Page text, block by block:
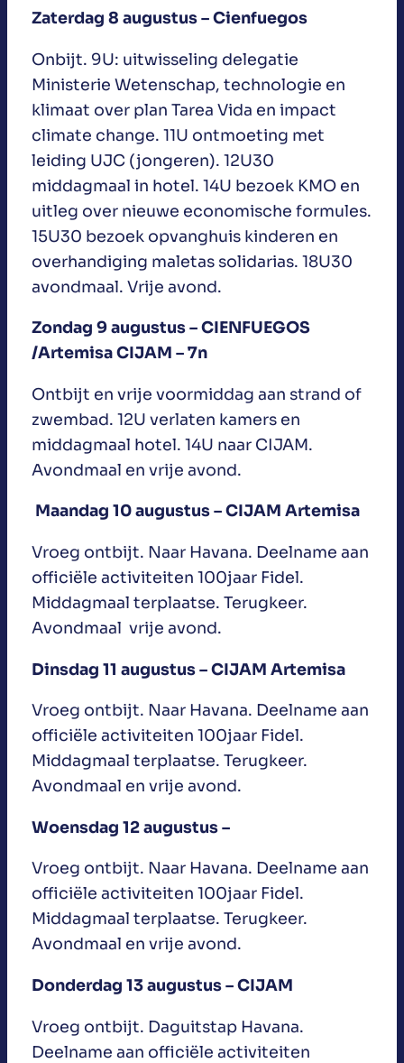
Zaterdag 8 augustus – Cienfuegos
Onbijt. 9U: uitwisseling delegatie
Ministerie Wetenschap, technologie en
klimaat over plan Tarea Vida en impact
climate change. 11U ontmoeting met
leiding UJC (jongeren). 12U30
middagmaal in hotel. 14U bezoek KMO en
uitleg over nieuwe economische formules.
15U30 bezoek opvanghuis kinderen en
overhandiging maletas solidarias. 18U30
avondmaal. Vrije avond.
Zondag 9 augustus – CIENFUEGOS
/Artemisa CIJAM – 7n
Ontbijt en vrije voormiddag aan strand of
zwembad. 12U verlaten kamers en
middagmaal hotel. 14U naar CIJAM.
Avondmaal en vrije avond.
Maandag 10 augustus – CIJAM Artemisa
Vroeg ontbijt. Naar Havana. Deelname aan
officiële activiteiten 100jaar Fidel.
Middagmaal terplaatse. Terugkeer.
Avondmaal vrije avond.
Dinsdag 11 augustus – CIJAM Artemisa
Vroeg ontbijt. Naar Havana. Deelname aan
officiële activiteiten 100jaar Fidel.
Middagmaal terplaatse. Terugkeer.
Avondmaal en vrije avond.
Woensdag 12 augustus –
Vroeg ontbijt. Naar Havana. Deelname aan
officiële activiteiten 100jaar Fidel.
Middagmaal terplaatse. Terugkeer.
Avondmaal en vrije avond.
Donderdag 13 augustus – CIJAM
Vroeg ontbijt. Daguitstap Havana.
Deelname aan officiële activiteiten